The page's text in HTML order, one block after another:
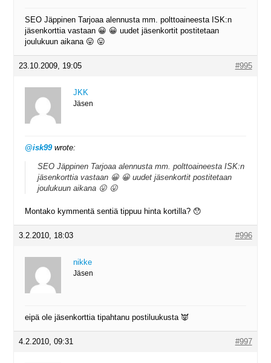
SEO Jäppinen Tarjoaa alennusta mm. polttoaineesta ISK:n
jäsenkorttia vastaan 😀 😀 uudet jäsenkortit postitetaan
joulukuun aikana 😛 😛
23.10.2009, 19:05 #995
JKK
Jäsen
@isk99wrote:
SEO Jäppinen Tarjoaa alennusta mm. polttoaineesta ISK:n
jäsenkorttia vastaan 😀 😀 uudet jäsenkortit postitetaan
joulukuun aikana 😛 😛
Montako kymmentä sentiä tippuu hinta kortilla? 😯
3.2.2010, 18:03 #996
nikke
Jäsen
eipä ole jäsenkorttia tipahtanu postiluukusta 👿
4.2.2010, 09:31 #997